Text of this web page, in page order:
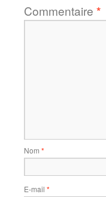
Commentaire *
Nom *
E-mail *